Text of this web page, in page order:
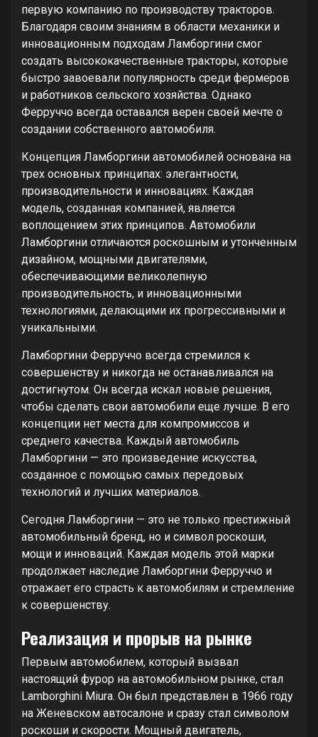
первую компанию по производству тракторов.
Благодаря своим знаниям в области механики и
инновационным подходам Ламборгини смог
создать высококачественные тракторы, которые
быстро завоевали популярность среди фермеров
и работников сельского хозяйства. Однако
Ферруччо всегда оставался верен своей мечте о
создании собственного автомобиля.
Концепция Ламборгини автомобилей основана на
трех основных принципах: элегантности,
производительности и инновациях. Каждая
модель, созданная компанией, является
воплощением этих принципов. Автомобили
Ламборгини отличаются роскошным и утонченным
дизайном, мощными двигателями,
обеспечивающими великолепную
производительность, и инновационными
технологиями, делающими их прогрессивными и
уникальными.
Ламборгини Ферруччо всегда стремился к
совершенству и никогда не останавливался на
достигнутом. Он всегда искал новые решения,
чтобы сделать свои автомобили еще лучше. В его
концепции нет места для компромиссов и
среднего качества. Каждый автомобиль
Ламборгини — это произведение искусства,
созданное с помощью самых передовых
технологий и лучших материалов.
Сегодня Ламборгини — это не только престижный
автомобильный бренд, но и символ роскоши,
мощи и инноваций. Каждая модель этой марки
продолжает наследие Ламборгини Ферруччо и
отражает его страсть к автомобилям и стремление
к совершенству.
Реализация и прорыв на рынке
Первым автомобилем, который вызвал
настоящий фурор на автомобильном рынке, стал
Lamborghini Miura. Он был представлен в 1966 году
на Женевском автосалоне и сразу стал символом
роскоши и скорости. Мощный двигатель,